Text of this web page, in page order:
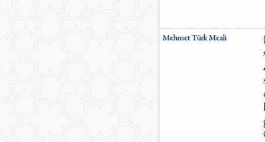
Mehmet Türk Meali